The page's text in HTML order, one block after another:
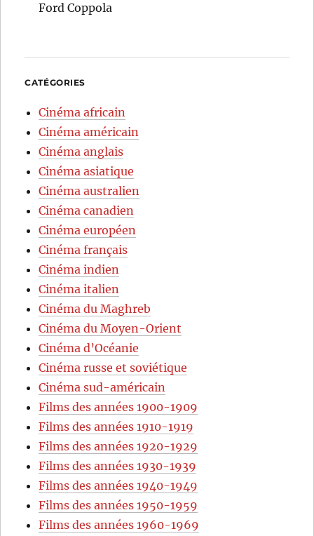
Ford Coppola
CATÉGORIES
Cinéma africain
Cinéma américain
Cinéma anglais
Cinéma asiatique
Cinéma australien
Cinéma canadien
Cinéma européen
Cinéma français
Cinéma indien
Cinéma italien
Cinéma du Maghreb
Cinéma du Moyen-Orient
Cinéma d’Océanie
Cinéma russe et soviétique
Cinéma sud-américain
Films des années 1900-1909
Films des années 1910-1919
Films des années 1920-1929
Films des années 1930-1939
Films des années 1940-1949
Films des années 1950-1959
Films des années 1960-1969